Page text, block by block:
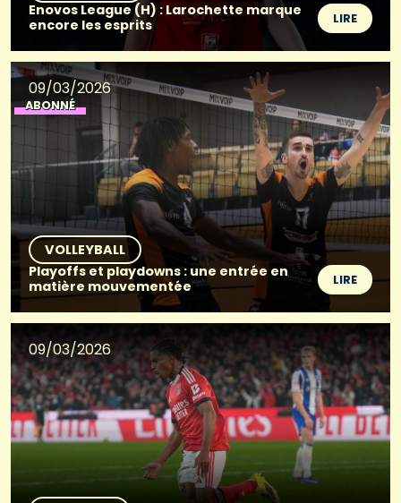
Enovos League (H) : Larochette marque
encore les esprits
LIRE
09/03/2026
ABONNÉ
VOLLEYBALL
Playoffs et playdowns : une entrée en
matière mouvementée
LIRE
09/03/2026